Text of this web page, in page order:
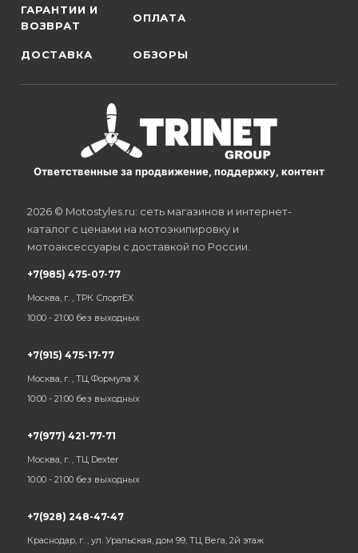
ГАРАНТИИ И
ВОЗВРАТ
ОПЛАТА
ДОСТАВКА ОБЗОРЫ
Ответственные за продвижение, поддержку, контент
2026 © Motostyles.ru: сеть магазинов и интернет-
каталог с ценами на мотоэкипировку и
мотоаксессуары с доставкой по России.
+7(985) 475-07-77
Москва, г. , ТРК СпортЕХ
10:00 - 21:00 без выходных
+7(915) 475-17-77
Москва, г. , ТЦ Формула Х
10:00 - 21:00 без выходных
+7(977) 421-77-71
Москва, г. , ТЦ Dexter
10:00 - 21:00 без выходных
+7(928) 248-47-47
Краснодар, г. , ул. Уральская, дом 99, ТЦ Вега, 2й этаж